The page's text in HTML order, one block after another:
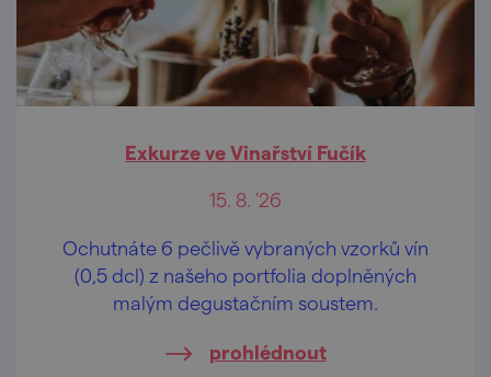
Exkurze ve Vinařství Fučík
15. 8. '26
Ochutnáte 6 pečlivě vybraných vzorků vín
(0,5 dcl) z našeho portfolia doplněných
malým degustačním soustem.
prohlédnout